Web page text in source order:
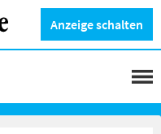
Anzeige schalten